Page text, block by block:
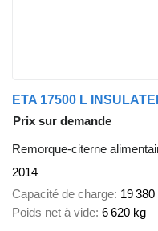
ETA 17500 L
Prix sur demande
Remorque-citerne
2014
Capacité de charge 19
Poids net à vide 6 620 kg